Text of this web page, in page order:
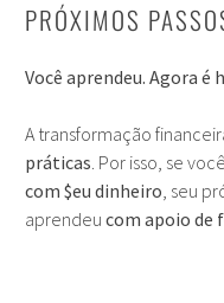
PRÓXIMOS
Você aprendeu. Agora é
A transformação
práticas. Por isso, se
com $eu dinheiro, seu
aprendeu com apoio de